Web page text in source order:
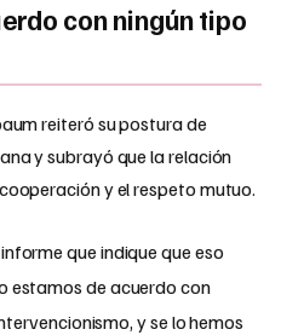
con ningún tipo
reiteró su postura de
y subrayó que la relación
y el respeto mutuo.
que indique que eso
estamos de acuerdo con
y se lo hemos